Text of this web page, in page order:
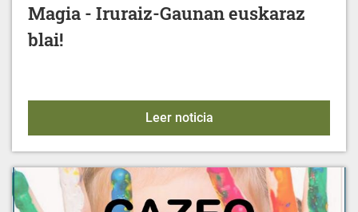
Magia - Iruraiz-Gaunan euskaraz
blai!
Leer noticiaMagia - Iruraiz-Gaunan